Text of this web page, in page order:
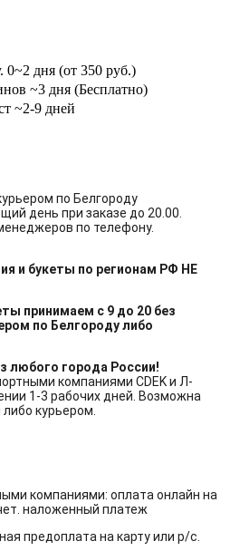
0~2 дня (от 350 руб.)
~3 дня (Бесплатно)
~2-9 дней
по Белгороду
день при заказе до 20.00.
по телефону.
и букеты по регионам РФ НЕ
принимаем с 9 до 20 без
по Белгороду либо
любого города России!
компаниями CDEK и Л-
1-3 рабочих дней. Возможна
курьером.
компаниями: оплата онлайн на
наложенный платеж
предоплата на карту или р/с.